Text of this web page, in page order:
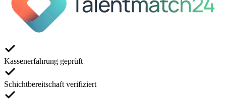
Kassenerfahrung geprüft
Schichtbereitschaft verifiziert